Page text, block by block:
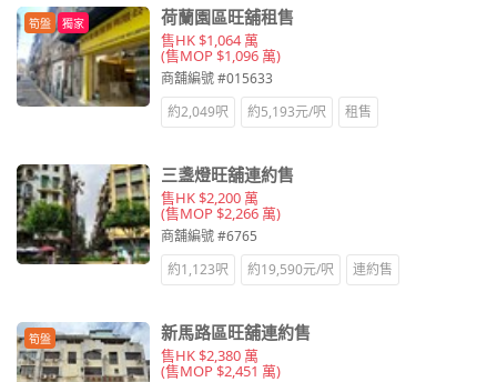
筍盤 獨家 荷蘭園區旺舖租售
售HK $1,064 萬
(售MOP $1,096 萬)
商舖編號 #015633
約2,049呎
約5,193元/呎 租售
三盞燈旺舖連約售
售HK $2,200 萬
(售MOP $2,266 萬)
商舖編號 #6765
約1,123呎
約19,590元/呎 連約售
筍盤 新馬路區旺舖連約售
售HK $2,380 萬
(售MOP $2,451 萬)